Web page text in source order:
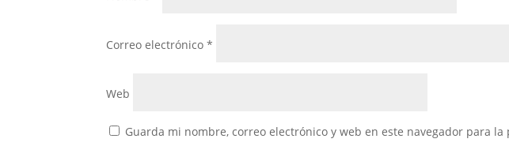
Correo electrónico*
Web
Guarda mi nombre, correo electrónico y web en este navegador para la